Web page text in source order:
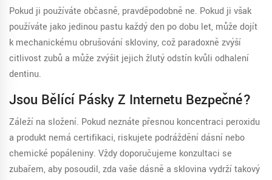
Pokud ji používáte občasně, pravděpodobně ne. Pokud ji však
používáte jako jedinou pastu každý den po dobu let, může dojít
k mechanickému obrušování skloviny, což paradoxně zvýší
citlivost zubů a může zvýšit jejich žlutý odstín kvůli odhalení
dentinu.
Jsou Bělící Pásky Z Internetu Bezpečné?
Záleží na složení. Pokud neznáte přesnou koncentraci peroxidu
a produkt nemá certifikaci, riskujete podráždění dásní nebo
chemické popáleniny. Vždy doporučujeme konzultaci se
zubařem, aby posoudil, zda vaše dásně a sklovina vydrží takový